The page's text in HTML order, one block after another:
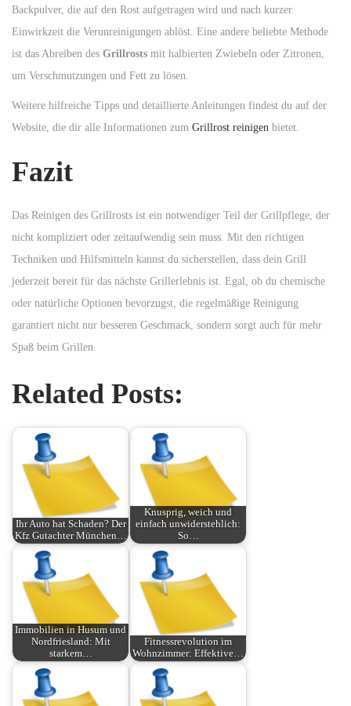
Backpulver, die auf den Rost aufgetragen wird und nach kurzer
Einwirkzeit die Verunreinigungen ablöst. Eine andere beliebte Methode
ist das Abreiben des Grillrosts mit halbierten Zwiebeln oder Zitronen,
um Verschmutzungen und Fett zu lösen.
Weitere hilfreiche Tipps und detaillierte Anleitungen findest du auf der
Website, die dir alle Informationen zum Grillrost reinigen bietet.
Fazit
Das Reinigen des Grillrosts ist ein notwendiger Teil der Grillpflege, der
nicht kompliziert oder zeitaufwendig sein muss. Mit den richtigen
Techniken und Hilfsmitteln kannst du sicherstellen, dass dein Grill
jederzeit bereit für das nächste Grillerlebnis ist. Egal, ob du chemische
oder natürliche Optionen bevorzugst, die regelmäßige Reinigung
garantiert nicht nur besseren Geschmack, sondern sorgt auch für mehr
Spaß beim Grillen.
Related Posts:
Ihr Auto hat Schaden? Der
Kfz Gutachter München…
Knusprig, weich und
einfach unwiderstehlich:
So…
Immobilien in Husum und
Nordfriesland: Mit
starkem…
Fitnessrevolution im
Wohnzimmer: Effektive…